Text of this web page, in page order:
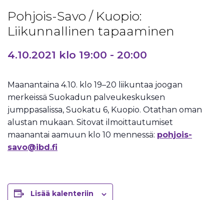
Pohjois-Savo / Kuopio:
Liikunnallinen tapaaminen
4.10.2021 klo 19:00 - 20:00
Maanantaina 4.10. klo 19–20 liikuntaa joogan
merkeissä Suokadun palveukeskuksen
jumppasalissa, Suokatu 6, Kuopio. Otathan oman
alustan mukaan. Sitovat ilmoittautumiset
maanantai aamuun klo 10 mennessä: pohjois-
savo@ibd.fi
Lisää kalenteriin